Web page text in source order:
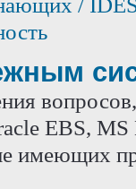
EBS,
имеющих